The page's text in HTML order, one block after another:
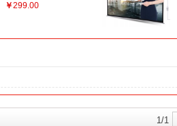
投影仪幕布/投影幕/
￥299.00
1/1